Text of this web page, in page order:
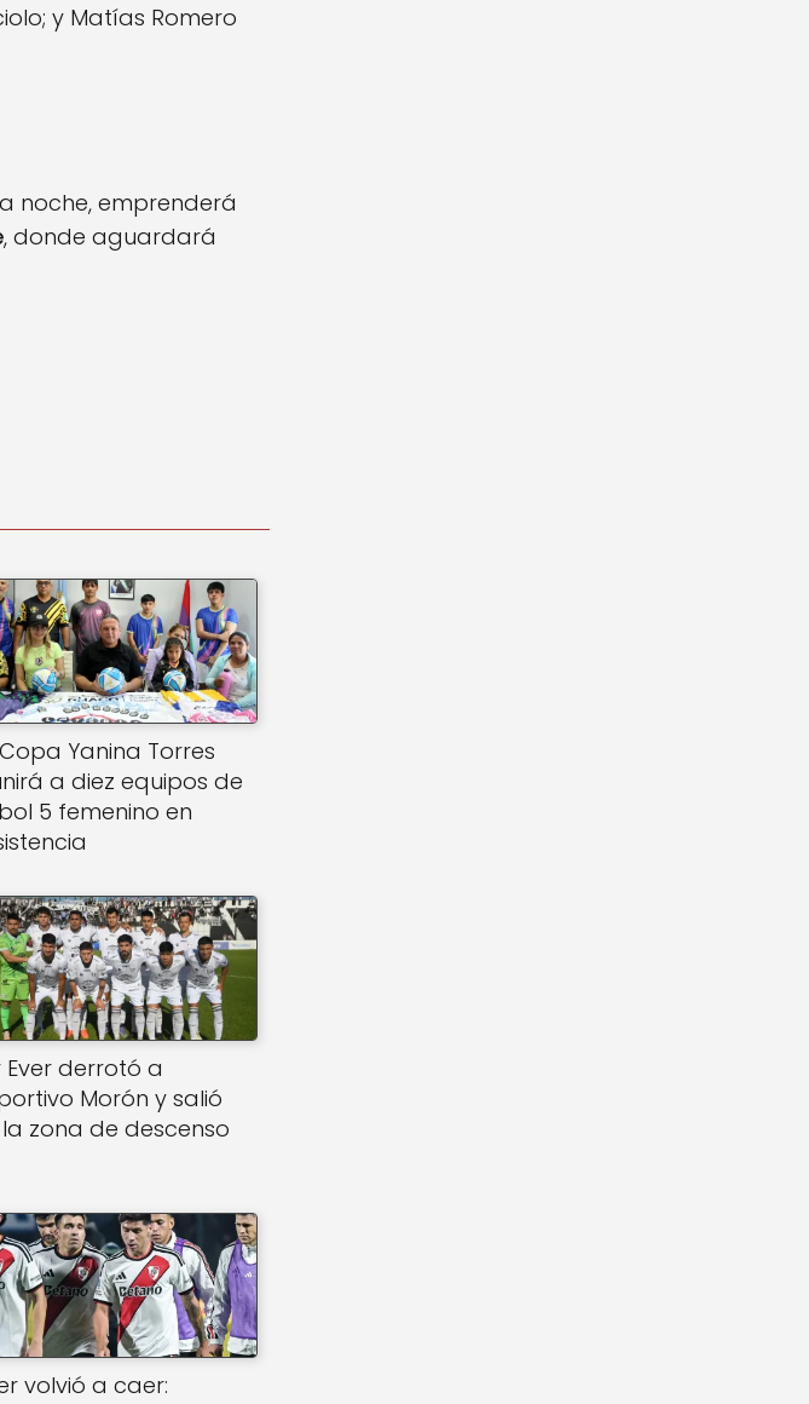
y Matías Romero
noche, emprenderá
, donde aguardará
Yanina Torres
a diez equipos de
5 femenino en
Ever derrotó a
Morón y salió
zona de descenso
volvió a caer: